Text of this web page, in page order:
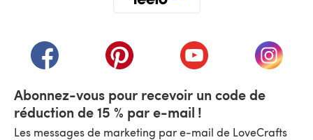
(s'ouvre dans un nouvel onglet)
(s'ouvre dans un nouvel onglet)
(s'ouvre dans un(s'ouvre
Abonnez-vous pour recevoir un code de
réduction de 15 % par e-mail !
Les messages de marketing par e-mail de LoveCrafts